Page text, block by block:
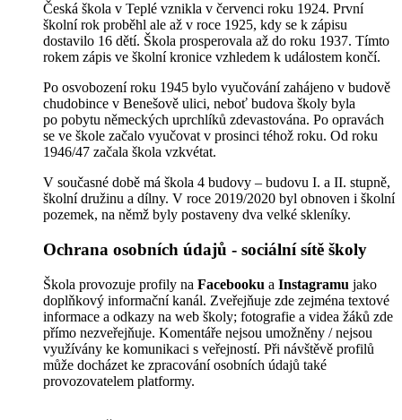
Česká škola v Teplé vznikla v červenci roku 1924. První
školní rok proběhl ale až v roce 1925, kdy se k zápisu
dostavilo 16 dětí. Škola prosperovala až do roku 1937. Tímto
rokem zápis ve školní kronice vzhledem k událostem končí.
Po osvobození roku 1945 bylo vyučování zahájeno v budově
chudobince v Benešově ulici, neboť budova školy byla
po pobytu německých uprchlíků zdevastována. Po opravách
se ve škole začalo vyučovat v prosinci téhož roku. Od roku
1946/47 začala škola vzkvétat.
V současné době má škola 4 budovy – budovu I. a II. stupně,
školní družinu a dílny. V roce 2019/2020 byl obnoven i školní
pozemek, na němž byly postaveny dva velké skleníky.
Ochrana osobních údajů - sociální sítě školy
Škola provozuje profily na Facebooku a Instagramu jako
doplňkový informační kanál. Zveřejňuje zde zejména textové
informace a odkazy na web školy; fotografie a videa žáků zde
přímo nezveřejňuje. Komentáře nejsou umožněny / nejsou
využívány ke komunikaci s veřejností. Při návštěvě profilů
může docházet ke zpracování osobních údajů také
provozovatelem platformy.